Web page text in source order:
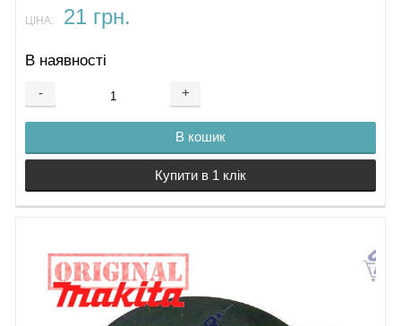
ЦІНА: 21 грн.
В наявності
- +
В кошик
Купити в 1 клік